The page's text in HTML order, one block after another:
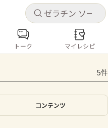
キャ
ピを保存できます
キャ
コンテンツ
ト とうもろこし
ピーマン
トーク マイレシピ
5件
コンテンツ